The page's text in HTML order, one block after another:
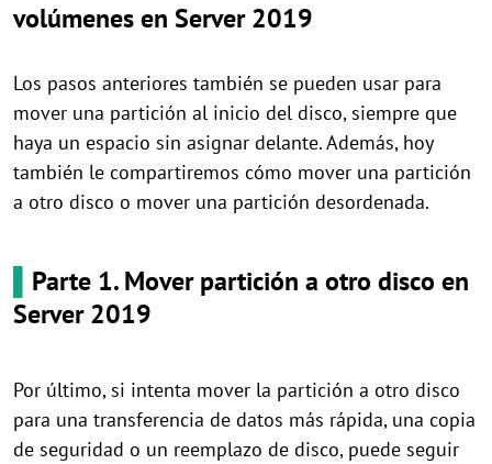
volúmenes en Server 2019
Los pasos anteriores también se pueden usar para
mover una partición al inicio del disco, siempre que
haya un espacio sin asignar delante. Además, hoy
también le compartiremos cómo mover una partición
a otro disco o mover una partición desordenada.
Parte 1. Mover partición a otro disco en
Server 2019
Por último, si intenta mover la partición a otro disco
para una transferencia de datos más rápida, una copia
de seguridad o un reemplazo de disco, puede seguir